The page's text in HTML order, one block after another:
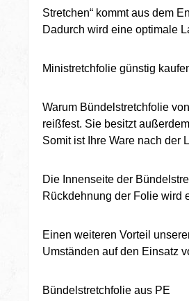
Stretchen“ kommt aus dem
Dadurch wird eine optimale
Ministretchfolie günstig
Warum Bündelstretchfolie
reißfest. Sie besitzt
Somit ist Ihre Ware nach der
Die Innenseite der
Rückdehnung der Folie wird
Einen weiteren Vorteil
Umständen auf den Einsatz
Bündelstretchfolie aus PE